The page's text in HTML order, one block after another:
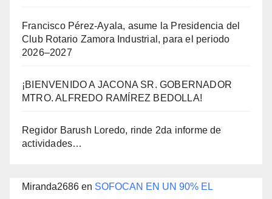
Francisco Pérez-Ayala, asume la Presidencia del
Club Rotario Zamora Industrial, para el periodo
2026–2027
¡BIENVENIDO A JACONA SR. GOBERNADOR
MTRO. ALFREDO RAMÍREZ BEDOLLA!
Regidor Barush Loredo, rinde 2da informe de
actividades…
Miranda2686 en SOFOCAN EN UN 90% EL